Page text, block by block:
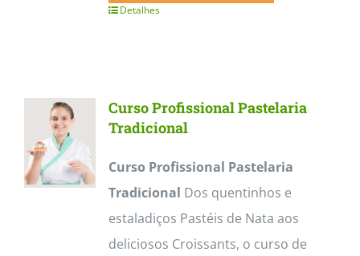
Detalhes
Curso Profissional Pastelaria
Tradicional
Curso Profissional Pastelaria
Tradicional Dos quentinhos e
estaladiços Pastéis de Nata aos
deliciosos Croissants, o curso de